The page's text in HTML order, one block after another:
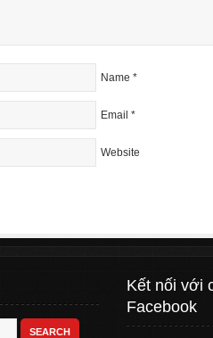
Name *
Email *
Website
Kết nối với
Facebook